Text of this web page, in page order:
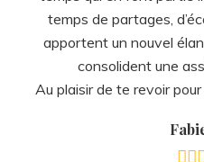
INCTB est une référence
dans la région…j’y ai
therapeute qui m’est